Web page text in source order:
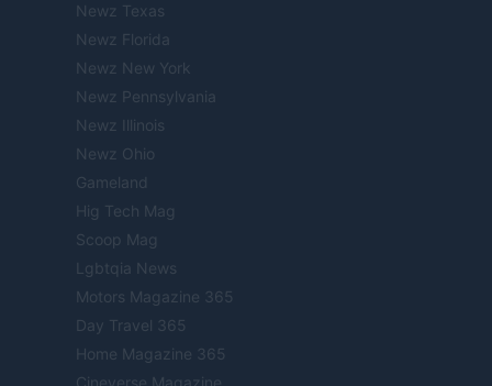
Newz Texas
Newz Florida
Newz New York
Newz Pennsylvania
Newz Illinois
Newz Ohio
Gameland
Hig Tech Mag
Scoop Mag
Lgbtqia News
Motors Magazine 365
Day Travel 365
Home Magazine 365